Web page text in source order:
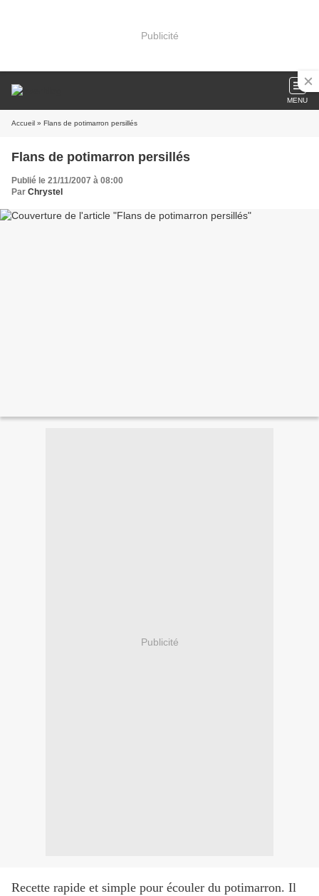
Publicité
MENU
Accueil » Flans de potimarron persillés
Flans de potimarron persillés
Publié le 21/11/2007 à 08:00
Par Chrystel
Publicité
Recette rapide et simple pour écouler du potimarron. Il